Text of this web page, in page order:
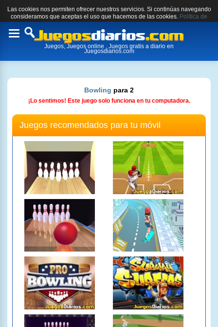
Las cookies nos permiten ofrecer nuestros servicios. Si continúas navegando
consideramos que aceptas el uso que hacemos de las cookies. Política de
cookies.
Toggle
Juegos, Juegos online , Juegos gratis a diario en
Juegosdiarios.com
Bowling para 2
¡Lo sentimos! Este juego solo funciona en tu computadora.
Juegos recomendados para tu móvil